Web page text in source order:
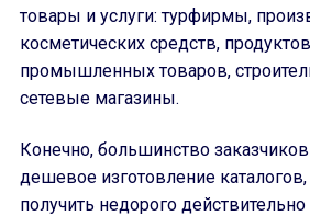
товары и услуги: турфирмы,
косметических средств,
промышленных товаров,
сетевые магазины.
Конечно, большинство заказчиков
дешевое изготовление
получить недорого